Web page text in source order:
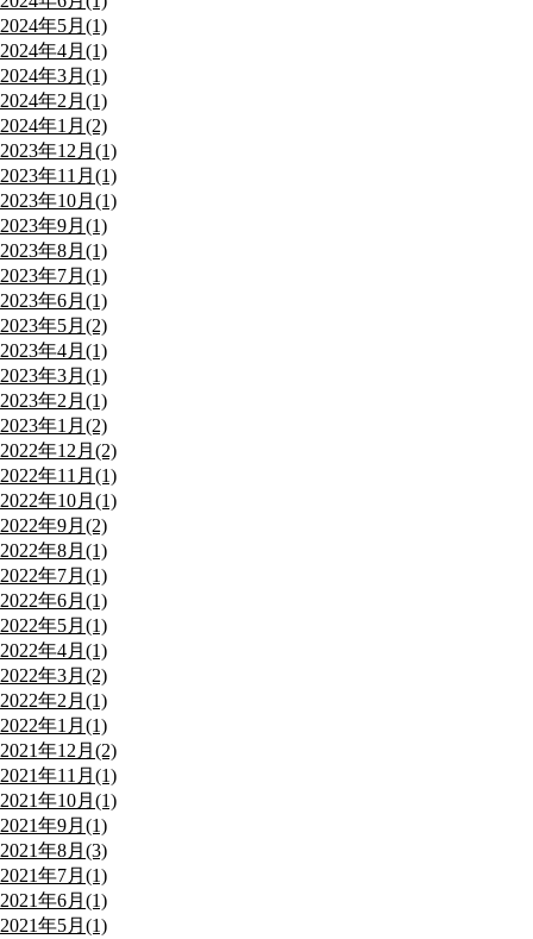
2024年5月(1)
2024年4月(1)
2024年3月(1)
2024年2月(1)
2024年1月(2)
2023年12月(1)
2023年11月(1)
2023年10月(1)
2023年9月(1)
2023年8月(1)
2023年7月(1)
2023年6月(1)
2023年5月(2)
2023年4月(1)
2023年3月(1)
2023年2月(1)
2023年1月(2)
2022年12月(2)
2022年11月(1)
2022年10月(1)
2022年9月(2)
2022年8月(1)
2022年7月(1)
2022年6月(1)
2022年5月(1)
2022年4月(1)
2022年3月(2)
2022年2月(1)
2022年1月(1)
2021年12月(2)
2021年11月(1)
2021年10月(1)
2021年9月(1)
2021年8月(3)
2021年7月(1)
2021年6月(1)
2021年5月(1)